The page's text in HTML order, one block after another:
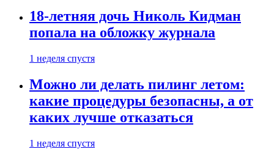
18-летняя дочь Николь Кидман
попала на обложку журнала
1 неделя спустя
Можно ли делать пилинг летом:
какие процедуры безопасны, а от
каких лучше отказаться
1 неделя спустя